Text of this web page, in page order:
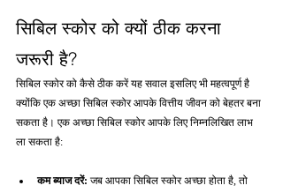
सिबिल स्कोर को क्यों ठीक करना
जरूरी है?
सिबिल स्कोर को कैसे ठीक करें यह सवाल इसलिए भी महत्वपूर्ण है
क्योंकि एक अच्छा सिबिल स्कोर आपके वित्तीय जीवन को बेहतर बना
सकता है। एक अच्छा सिबिल स्कोर आपके लिए निम्नलिखित लाभ
ला सकता है:
कम ब्याज दरें: जब आपका सिबिल स्कोर अच्छा होता है, तो